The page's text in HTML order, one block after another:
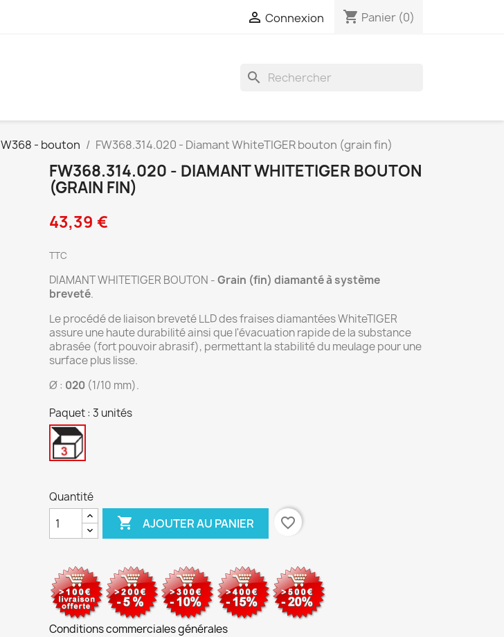
 Connexion shopping_cart Panier (0)
search
W368 - bouton FW368.314.020 - Diamant WhiteTIGER bouton (grain fin)
FW368.314.020 - DIAMANT WHITETIGER BOUTON
(GRAIN FIN)
43,39 €
TTC
DIAMANT WHITETIGER BOUTON -Grain (fin) diamanté à système
breveté.
Le procédé de liaison breveté LLD des fraises diamantées WhiteTIGER
assure une haute durabilité ainsi que l'évacuation rapide de la substance
abrasée (fort pouvoir abrasif), permettant la stabilité du meulage pour une
surface plus lisse.
Ø : 020 (1/10 mm).
Paquet : 3 unités
3
Quantité
 AJOUTER AU PANIER favorite_border
Conditions commerciales générales